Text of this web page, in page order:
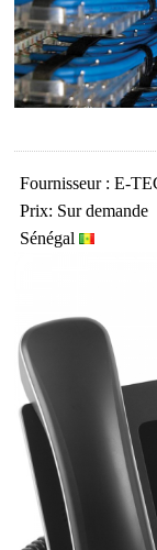
Fournisseur : E-
Prix: Sur demande
Sénégal